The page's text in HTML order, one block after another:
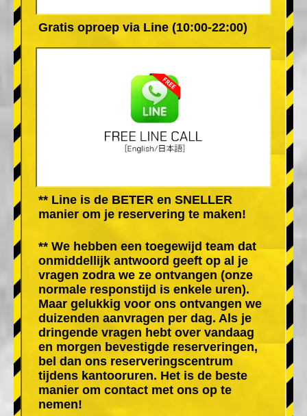
Gratis oproep via Line (10:00-22:00)
** Line is de BETER en SNELLER
manier om je reservering te maken!
** We hebben een toegewijd team dat
onmiddellijk antwoord geeft op al je
vragen zodra we ze ontvangen (onze
normale responstijd is enkele uren).
Maar gelukkig voor ons ontvangen we
duizenden aanvragen per dag. Als je
dringende vragen hebt over vandaag
en morgen bevestigde reserveringen,
bel dan ons reserveringscentrum
tijdens kantooruren. Het is de beste
manier om contact met ons op te
nemen!